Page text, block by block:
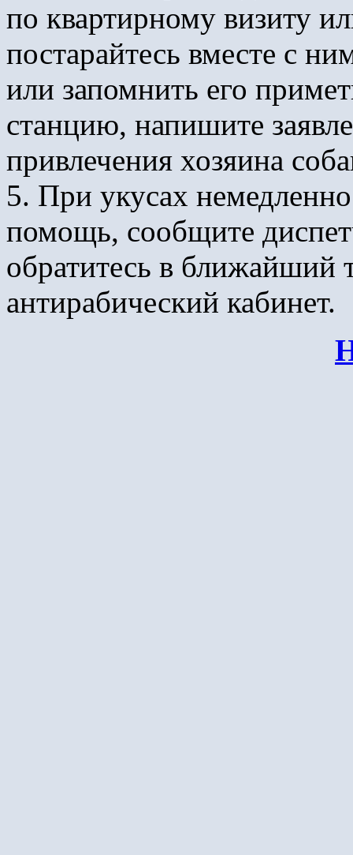
по квартирному визиту
постарайтесь вместе с
или запомнить его
станцию, напишите
привлечения хозяина
5. При укусах
помощь, сообщите
обратитесь в ближайший
антирабический кабинет.